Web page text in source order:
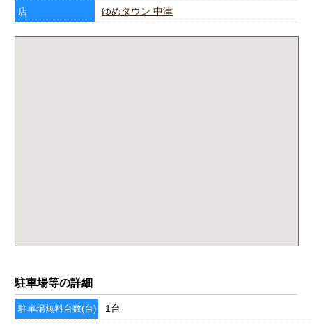
店 ゆめタウン 中津
駐車場等の詳細
駐車場無料台数(台) 1台